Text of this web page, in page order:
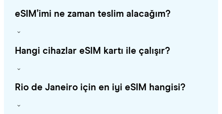
eSIM’imi ne zaman teslim alacağım?
Hangi cihazlar eSIM kartı ile çalışır?
Rio de Janeiro için en iyi eSIM hangisi?